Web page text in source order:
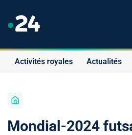
Activités royales Actualités
Mondial-2024